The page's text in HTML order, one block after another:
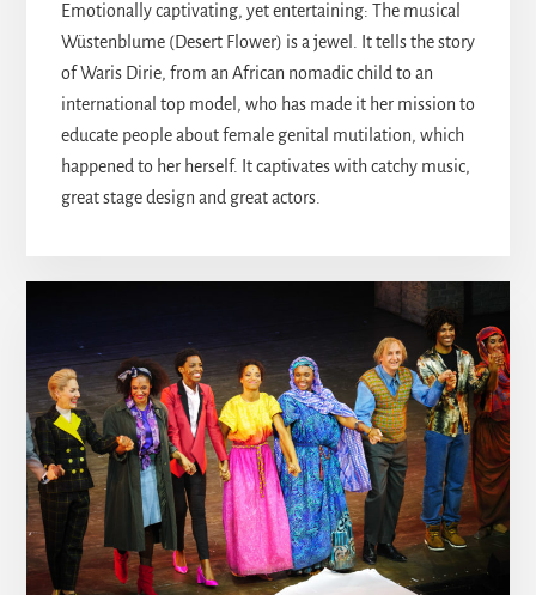
Emotionally captivating, yet entertaining: The musical
Wüstenblume (Desert Flower) is a jewel. It tells the story
of Waris Dirie, from an African nomadic child to an
international top model, who has made it her mission to
educate people about female genital mutilation, which
happened to her herself. It captivates with catchy music,
great stage design and great actors.